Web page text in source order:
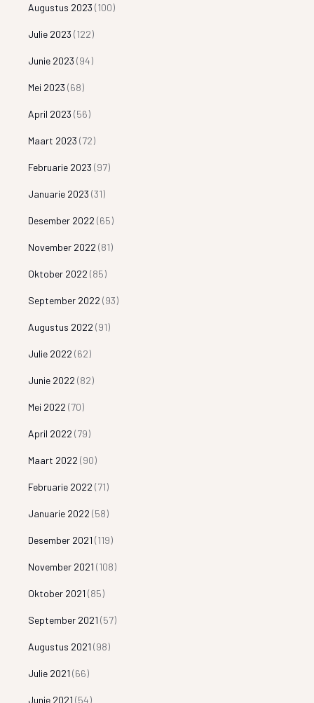
Augustus 2023 (100)
Julie 2023 (122)
Junie 2023 (94)
Mei 2023 (68)
April 2023 (56)
Maart 2023 (72)
Februarie 2023 (97)
Januarie 2023 (31)
Desember 2022 (65)
November 2022 (81)
Oktober 2022 (85)
September 2022 (93)
Augustus 2022 (91)
Julie 2022 (62)
Junie 2022 (82)
Mei 2022 (70)
April 2022 (79)
Maart 2022 (90)
Februarie 2022 (71)
Januarie 2022 (58)
Desember 2021 (119)
November 2021 (108)
Oktober 2021 (85)
September 2021 (57)
Augustus 2021 (98)
Julie 2021 (66)
Junie 2021 (54)